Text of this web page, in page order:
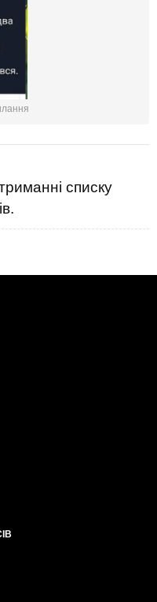
списку